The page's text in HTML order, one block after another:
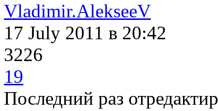
Vladimir.AlekseeV
17 July 2011 в 20:42
3226
19
Последний раз